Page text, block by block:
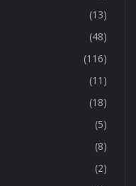
(13)
(48)
(116)
(11)
(18)
(5)
(8)
(2)